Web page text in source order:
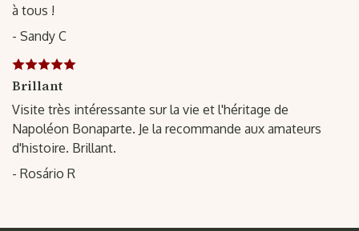
à tous !
- Sandy C
Brillant
Visite très intéressante sur la vie et l'héritage de
Napoléon Bonaparte. Je la recommande aux amateurs
d'histoire. Brillant.
- Rosário R